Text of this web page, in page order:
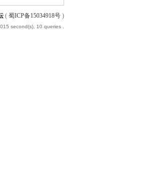
( 蜀ICP备15034918号 )
second(s), 10 queries .